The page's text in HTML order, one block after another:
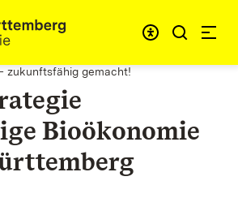
zukunftsfähig gemacht!
Bioökonomie